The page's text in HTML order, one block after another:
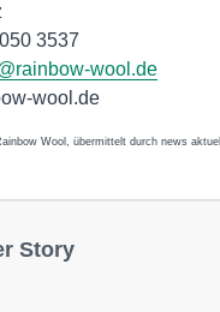
3537
wool.de
wool.de
Wool, übermittelt durch news aktuell
Story